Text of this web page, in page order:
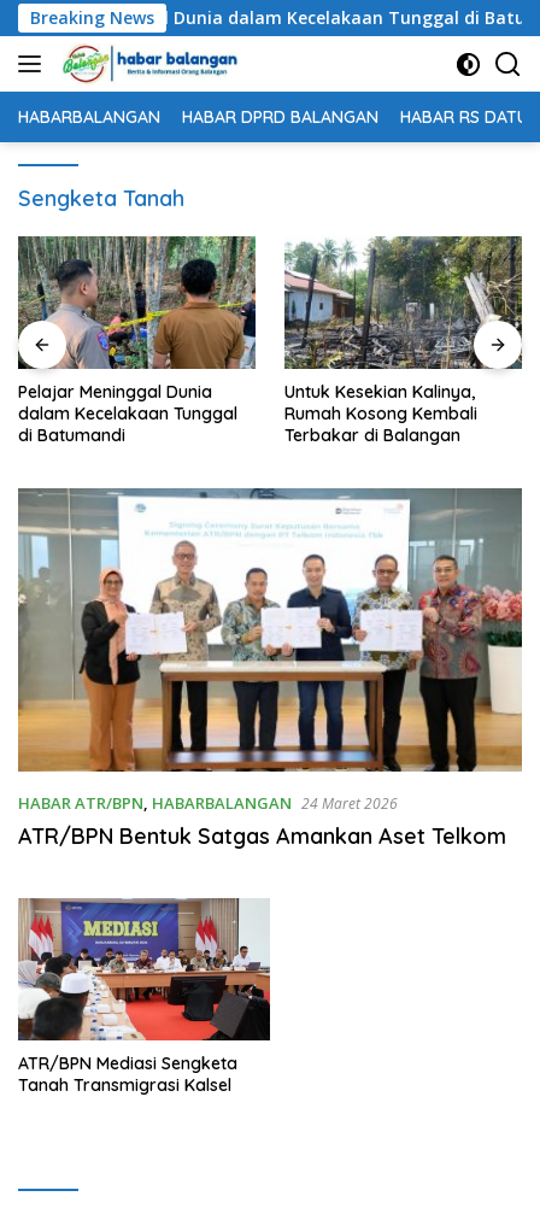
Langsung
ke
konten
Breaking News
Meninggal Dunia dalam Kecelakaan Tunggal di
HABARBALANGAN HABAR DPRD BALANGAN HABAR RS DATU
Sengketa Tanah
Untuk Kesekian Kalinya,
Rumah Kosong Kembali
Terbakar di Balangan
61 Peserta Ikuti Technical
Meeting Nanang Galuh
Balangan 2026
HABAR ATR/BPN, HABARBALANGAN 24 Maret 2026
ATR/BPN Bentuk Satgas Amankan Aset Telkom
ATR/BPN Mediasi Sengketa
Tanah Transmigrasi Kalsel